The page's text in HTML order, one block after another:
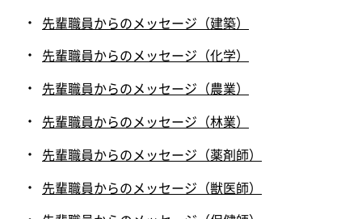
先輩職員からのメッセージ（建築）
先輩職員からのメッセージ（化学）
先輩職員からのメッセージ（農業）
先輩職員からのメッセージ（林業）
先輩職員からのメッセージ（薬剤師）
先輩職員からのメッセージ（獣医師）